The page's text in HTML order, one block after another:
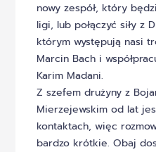
nowy zespół, który
ligi, lub połączyć siły z
którym występują nasi
Marcin Bach i
Karim Madani.
Z szefem drużyny z
Mierzejewskim od lat
kontaktach, więc
bardzo krótkie. Obaj